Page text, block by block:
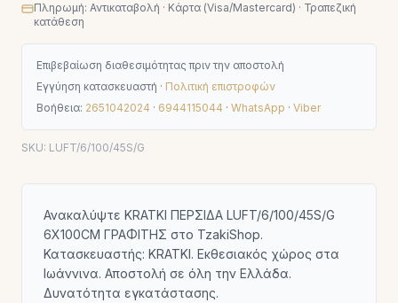
Πληρωμή: Αντικαταβολή · Κάρτα (Visa/Mastercard) · Τραπεζική
κατάθεση
Επιβεβαίωση διαθεσιμότητας πριν την αποστολή
Εγγύηση κατασκευαστή · Πολιτική επιστροφών
Βοήθεια: 2651042024 · 6944115044 · WhatsApp · Viber
SKU: LUFT/6/100/45S/G
Ανακαλύψτε KRATKI ΠΕΡΣΙΔΑ LUFT/6/100/45S/G
6X100CM ΓΡΑΦΙΤΗΣ στο TzakiShop.
Κατασκευαστής: KRATKI. Εκθεσιακός χώρος στα
Ιωάννινα. Αποστολή σε όλη την Ελλάδα.
Δυνατότητα εγκατάστασης.